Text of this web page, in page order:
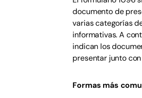
documento de
varias categorías
informativas. A
indican los
presentar junto con
Formas más